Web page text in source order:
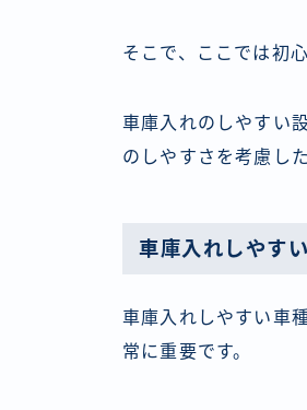
そこで、ここでは初
車庫入れのしやすい
のしやすさを考慮し
車庫入れしやす
車庫入れしやすい車
常に重要です。